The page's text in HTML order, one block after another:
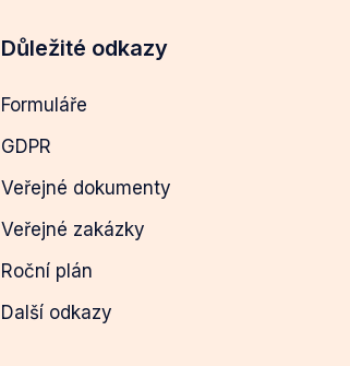
Důležité odkazy
Formuláře
GDPR
Veřejné dokumenty
Veřejné zakázky
Roční plán
Další odkazy